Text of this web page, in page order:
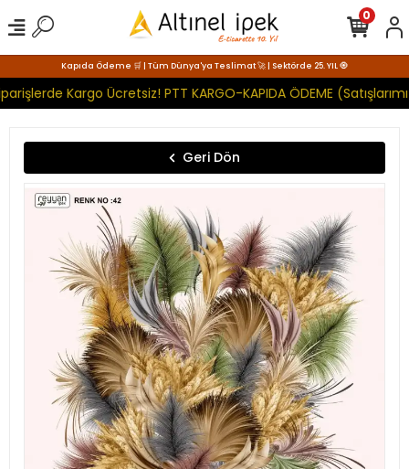
Kapıda Ödeme 🛒 | Tüm Dünya'ya Teslimat 🚀 | Sektörde 25. YIL 🧿
Kargo Ücretsiz! PTT KARGO-KAPIDA ÖDEME
0
Geri Dön